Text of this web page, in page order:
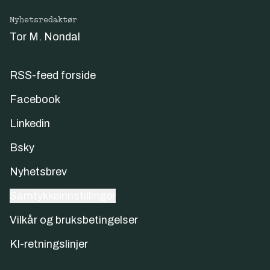
Nyhetsredaktør
Tor M. Nondal
RSS-feed forside
Facebook
Linkedin
Bsky
Nyhetsbrev
Vilkår og bruksbetingelser
KI-retningslinjer